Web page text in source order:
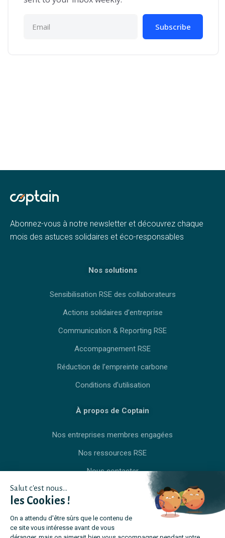
Subscribe
Abonnez-vous à notre newsletter et découvrez chaque
mois des astuces solidaires et éco-responsables
Nos solutions
Sensibilisation RSE des collaborateurs
Actions solidaires d’entreprise
Communication & Reporting RSE
Accompagnement RSE
Réduction de l’empreinte carbone
Conditions d’utilisation
À propos de Coptain
Nos entreprises membres engagées
Nos ressources RSE
Nous contacter
Salut c'est nous...
les Cookies !
On a attendu d'être sûrs que le contenu de
ce site vous intéresse avant de vous